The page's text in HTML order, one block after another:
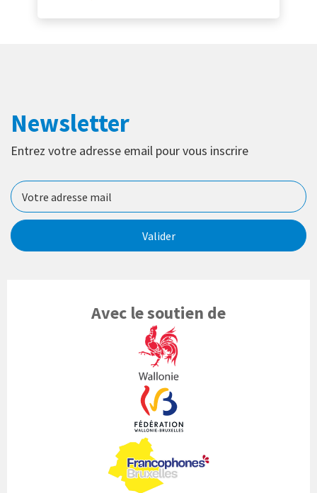
Newsletter
Entrez votre adresse email pour vous inscrire
Valider
Avec le soutien de